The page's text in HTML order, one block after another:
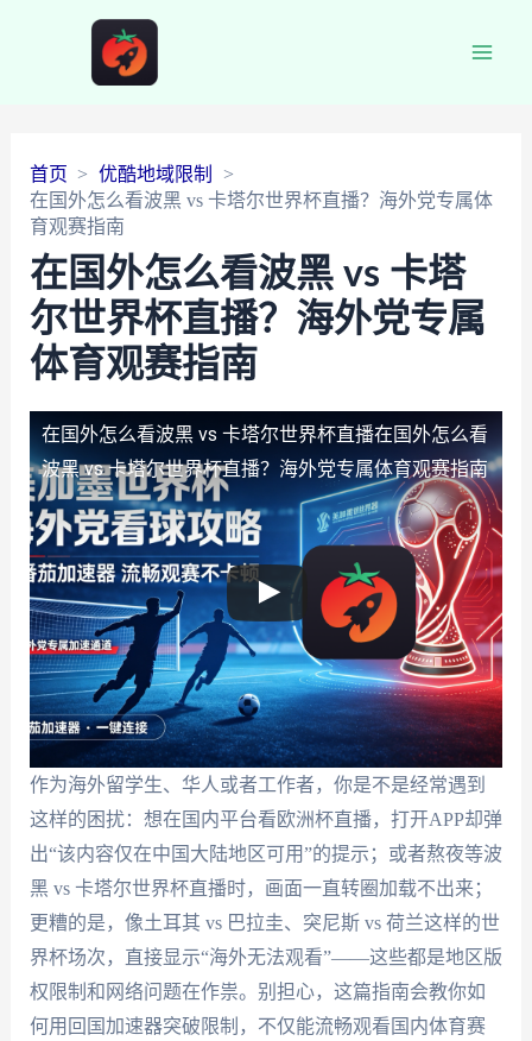
首页
优酷地域限制
在国外怎么看波黑 vs 卡塔尔世界杯直播？海外党专属体
育观赛指南
在国外怎么看波黑 vs 卡塔
尔世界杯直播？海外党专属
体育观赛指南
在国外怎么看波黑 vs 卡塔尔世界杯直播在国外怎么看
波黑 vs 卡塔尔世界杯直播？海外党专属体育观赛指南
作为海外留学生、华人或者工作者，你是不是经常遇到
这样的困扰：想在国内平台看欧洲杯直播，打开APP却弹
出“该内容仅在中国大陆地区可用”的提示；或者熬夜等波
黑 vs 卡塔尔世界杯直播时，画面一直转圈加载不出来；
更糟的是，像土耳其 vs 巴拉圭、突尼斯 vs 荷兰这样的世
界杯场次，直接显示“海外无法观看”——这些都是地区版
权限制和网络问题在作祟。别担心，这篇指南会教你如
何用回国加速器突破限制，不仅能流畅观看国内体育赛